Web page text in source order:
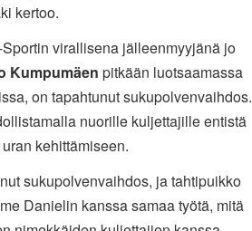
kertoo.
virallisena jälleenmyyjänä jo
Kumpumäen pitkään luotsaamassa
on tapahtunut sukupolvenvaihdos.
nuorille kuljettajille entistä
kehittämiseen.
sukupolvenvaihdos, ja tahtipuikko
Danielin kanssa samaa työtä, mitä